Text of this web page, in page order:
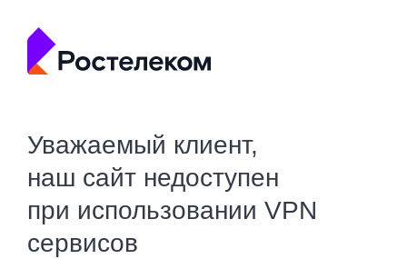
Уважаемый клиент,
наш сайт недоступен
при использовании VPN
сервисов